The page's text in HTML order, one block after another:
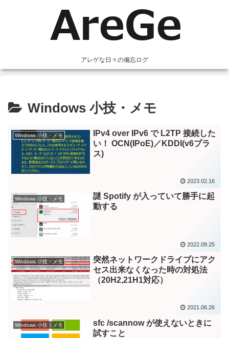
アレゲな日々の備忘ログ
Windows 小技・メモ
Windows 小技・メモ
IPv4 over IPv6 で L2TP 接続した
い！ OCN(IPoE)／KDDI(v6プラ
ス)
2023.02.16
Windows 小技・メモ
謎 Spotify が入っていて勝手に起
動する
2022.09.25
Windows 小技・メモ
突然ネットワークドライブにアク
セス出来なくなった時の対処法
（20H2,21H1対応）
2021.06.26
Windows 小技・メモ
sfc /scannow が使えないときに
試すこと